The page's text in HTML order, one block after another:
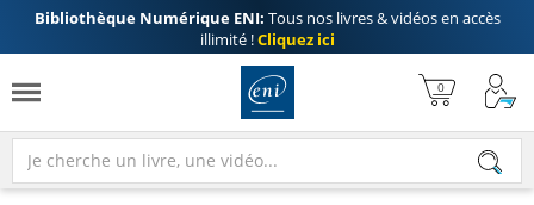
Bibliothèque Numérique ENI: Tous nos livres & vidéos en accès
illimité !Cliquez ici